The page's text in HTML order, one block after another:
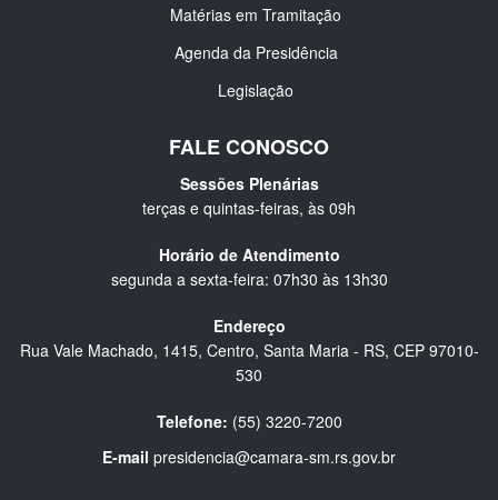
Matérias em Tramitação
Agenda da Presidência
Legislação
FALE CONOSCO
Sessões Plenárias
terças e quintas-feiras, às 09h
Horário de Atendimento
segunda a sexta-feira: 07h30 às 13h30
Endereço
Rua Vale Machado, 1415, Centro, Santa Maria - RS, CEP 97010-
530
Telefone: (55) 3220-7200
E-mail presidencia@camara-sm.rs.gov.br